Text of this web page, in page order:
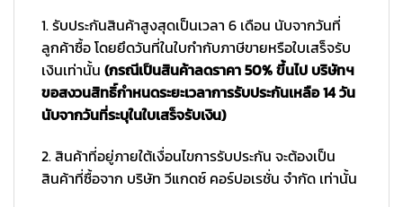
1. รับประกันสินค้าสูงสุดเป็นเวลา 6 เดือน นับจากวันที่
ลูกค้าซื้อ โดยยึดวันที่ในใบกำกับภาษีขายหรือใบเสร็จรับ
เงินเท่านั้น (กรณีเป็นสินค้าลดราคา 50% ขึ้นไป บริษัทฯ
ขอสงวนสิทธิ์กำหนดระยะเวลาการรับประกันเหลือ 14 วัน
นับจากวันที่ระบุในใบเสร็จรับเงิน)
2. สินค้าที่อยู่ภายใต้เงื่อนไขการรับประกัน จะต้องเป็น
สินค้าที่ซื้อจาก บริษัท วีแกดซ์ คอร์ปอเรชั่น จำกัด เท่านั้น